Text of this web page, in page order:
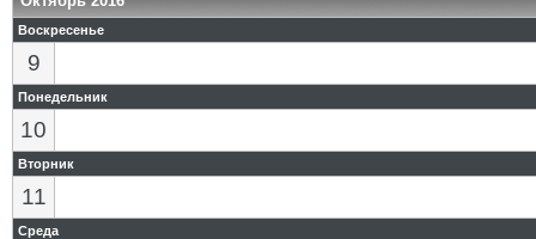
Воскресенье
9
Понедельник
10
Вторник
11
Среда